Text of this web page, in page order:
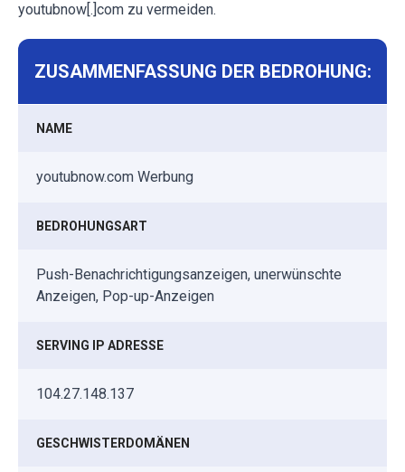
youtubnow[.]com zu vermeiden.
ZUSAMMENFASSUNG DER BEDROHUNG:
NAME
youtubnow.com Werbung
BEDROHUNGSART
Push-Benachrichtigungsanzeigen, unerwünschte
Anzeigen, Pop-up-Anzeigen
SERVING IP ADRESSE
104.27.148.137
GESCHWISTERDOMÄNEN